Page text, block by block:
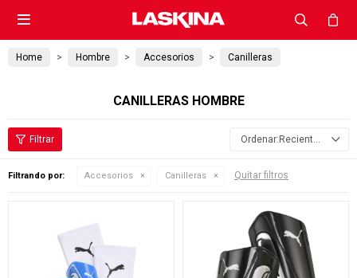

Home Hombre Accesorios Canilleras
CANILLERAS HOMBRE
Recientes
Filtrando por: Accesorios Canilleras Quitar filtros